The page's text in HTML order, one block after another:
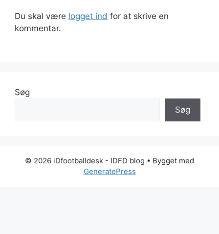
Du skal være logget ind for at skrive en
kommentar.
Søg
Søg
© 2026 iDfootballdesk - IDFD blog • Bygget med
GeneratePress